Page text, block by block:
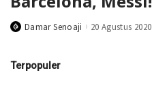
PostedDamar Senoaji 20 Agustus 2020
Terpopuler